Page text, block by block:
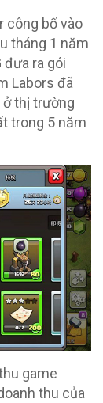
công bố vào
tháng 1 năm
đưa ra gói
Labors đã
ở thị trường
trong 5 năm
game
thu của